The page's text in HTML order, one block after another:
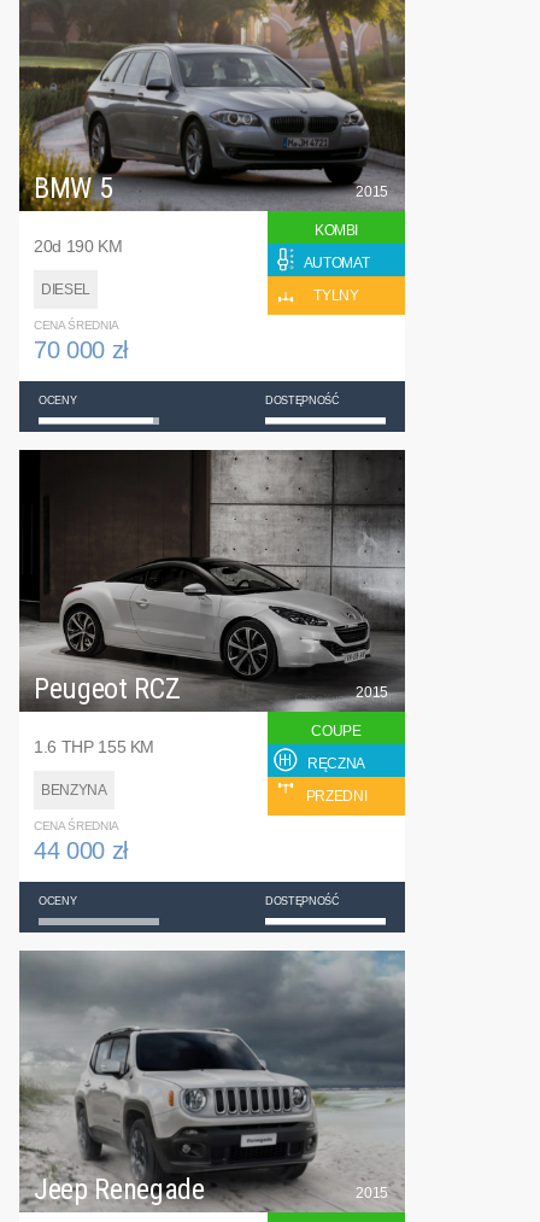
BMW 5
20d 190 KM
DIESEL
2015
KOMBI
AUTOMAT
TYLNY
CENA ŚREDNIA
70 000 zł
OCENY DOSTĘPNOŚĆ
Peugeot RCZ
1.6 THP 155 KM
BENZYNA
2015
COUPE
RĘCZNA
PRZEDNI
CENA ŚREDNIA
44 000 zł
OCENY DOSTĘPNOŚĆ
Jeep Renegade 2015